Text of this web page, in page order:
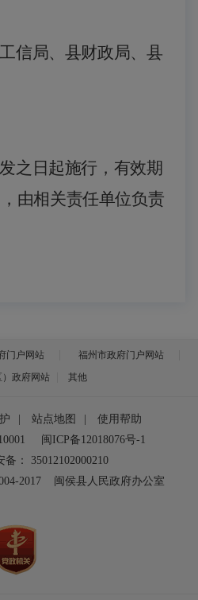
信局、县财政局、县
之日起施行，有效期
由相关责任单位负责
门户网站
福州市政府门户网站
政府网站
其他
站点地图
使用帮助
闽ICP备12018076号-1
备：
35012102000210
2017
闽侯县人民政府办公室